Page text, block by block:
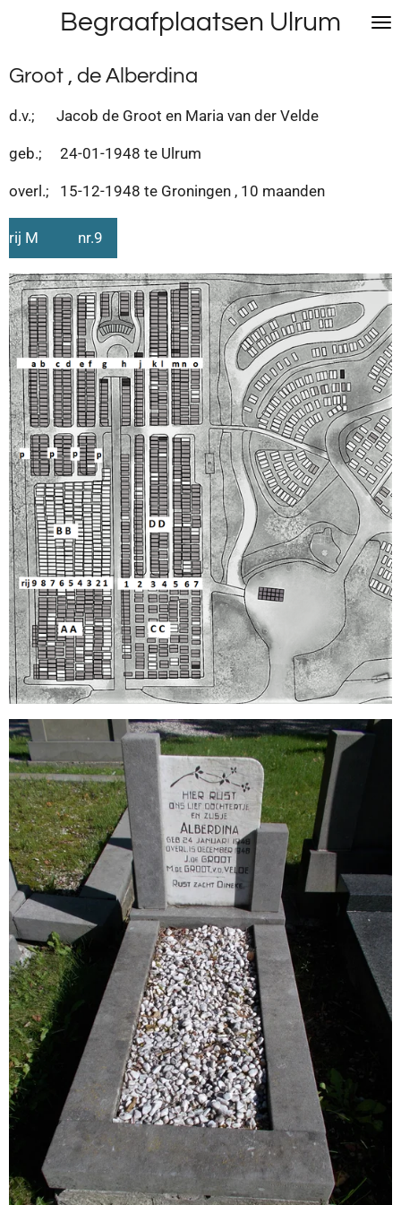
naar
de
hoofdinhoud
Begraafplaatsen Ulrum
Groot , de Alberdina
d.v.; Jacob de Groot en Maria van der Velde
geb.; 24-01-1948 te Ulrum
overl.; 15-12-1948 te Groningen , 10 maanden
rij M nr.9